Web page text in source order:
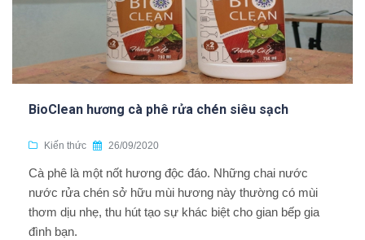
BioClean hương cà phê rửa chén siêu sạch
Kiến thức 26/09/2020
Cà phê là một nốt hương độc đáo. Những chai nước
nước rửa chén sở hữu mùi hương này thường có mùi
thơm dịu nhẹ, thu hút tạo sự khác biệt cho gian bếp gia
đình bạn.